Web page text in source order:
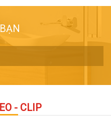
- CLIP